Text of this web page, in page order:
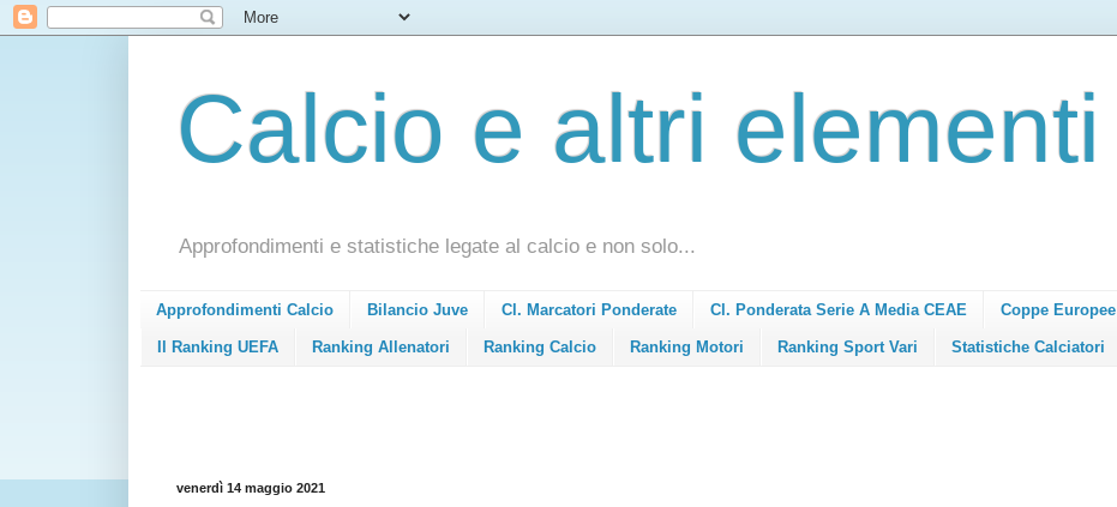
Calcio e altri elementi
Approfondimenti e statistiche legate al calcio e non solo...
Approfondimenti Calcio Bilancio Juve Cl. Marcatori Ponderate Cl. Ponderata Serie A Media CEAE Coppe Europee
Il Ranking UEFA Ranking Allenatori Ranking Calcio Ranking Motori Ranking Sport Vari Statistiche Calciatori
venerdì 14 maggio 2021